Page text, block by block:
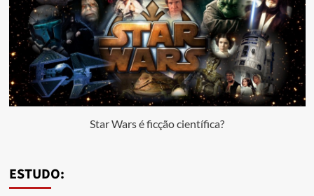
Star Wars é ficção científica?
ESTUDO: